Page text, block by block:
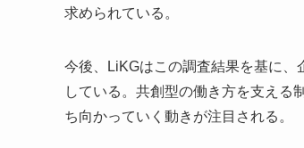
求められている。
今後、LiKGはこの調査結果を基に、
している。共創型の働き方を支える
ち向かっていく動きが注目される。